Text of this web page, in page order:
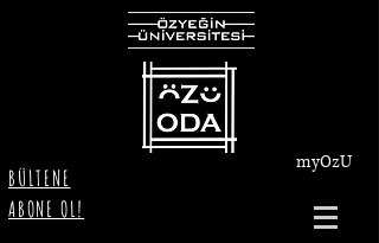
BÜLTENE
ABONE OL!
myOzU